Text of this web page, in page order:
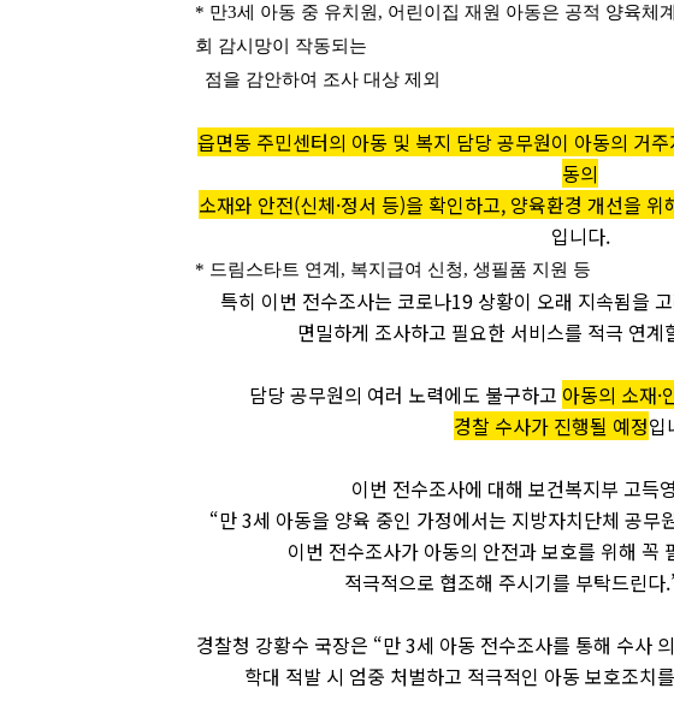
* 만3세 아동 중 유치원, 어린이집 재원 아동은 공적 양육체
회 감시망이 작동되는
점을 감안하여 조사 대상 제외
읍면동 주민센터의 아동 및 복지 담당 공무원이 아동의 거
동의
소재와 안전(신체·정서 등)을 확인하고, 양육환경 개선을
입니다.
* 드림스타트 연계, 복지급여 신청, 생필품 지원 등
특히 이번 전수조사는 코로나19 상황이 오래 지속됨을
면밀하게 조사하고 필요한 서비스를 적극 연계
담당 공무원의 여러 노력에도 불구하고 아동의 소재·
경찰 수사가 진행될 예정입
이번 전수조사에 대해 보건복지부 고득
“만 3세 아동을 양육 중인 가정에서는 지방자치단체 공무
이번 전수조사가 아동의 안전과 보호를 위해 꼭
적극적으로 협조해 주시기를 부탁드린다
경찰청 강황수 국장은 “만 3세 아동 전수조사를 통해 수사
학대 적발 시 엄중 처벌하고 적극적인 아동 보호조치